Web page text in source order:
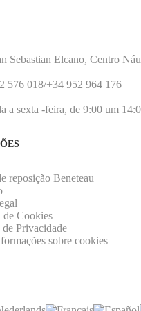
Sebastian Elcano, Centro
576 018/+34 952 964 176
a sexta -feira, de 9:00 um
reposição Beneteau
de Cookies
Privacidade
sobre cookies